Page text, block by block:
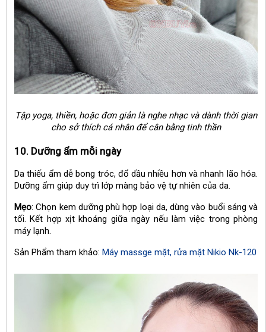
Tập yoga, thiền, hoặc đơn giản là nghe nhạc và dành thời gian
cho sở thích cá nhân để cân bằng tinh thần
10. Dưỡng ẩm mỗi ngày
Da thiếu ẩm dễ bong tróc, đổ dầu nhiều hơn và nhanh lão hóa.
Dưỡng ẩm giúp duy trì lớp màng bảo vệ tự nhiên của da.
Mẹo: Chọn kem dưỡng phù hợp loại da, dùng vào buổi sáng và
tối. Kết hợp xịt khoáng giữa ngày nếu làm việc trong phòng
máy lạnh.
Sản Phẩm tham khảo: Máy massge mặt, rửa mặt Nikio Nk-120